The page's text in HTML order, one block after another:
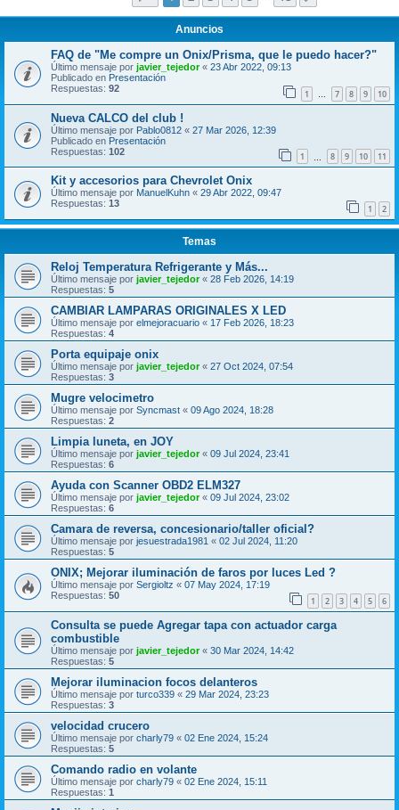
Anuncios
FAQ de "Me compre un Onix/Prisma, que le puedo hacer?"
Último mensaje por javier_tejedor« 23 Abr 2022, 09:13
Publicado en Presentación
Respuestas: 92 1 … 7 8 9 10
Nueva CALCO del club !
Último mensaje por Pablo0812 « 27 Mar 2026, 12:39
Publicado en Presentación
Respuestas: 102 1 8 9 10 11
Kit y accesorios para Chevrolet Onix
Último mensaje por ManuelKuhn « 29 Abr 2022, 09:47
Respuestas: 13 1 2
Temas
Reloj Temperatura Refrigerante y Más...
Último mensaje por javier_tejedor« 28 Feb 2026, 14:19
Respuestas: 5
CAMBIAR LAMPARAS ORIGINALES X LED
Último mensaje por elmejoracuario « 17 Feb 2026, 18:23
Respuestas: 4
Porta equipaje onix
Último mensaje por javier_tejedor« 27 Oct 2024, 07:54
Respuestas: 3
Mugre velocimetro
Último mensaje por Syncmast « 09 Ago 2024, 18:28
Respuestas: 2
Limpia luneta, en JOY
Último mensaje por javier_tejedor« 09 Jul 2024, 23:41
Respuestas: 6
Ayuda con Scanner OBD2 ELM327
Último mensaje por javier_tejedor« 09 Jul 2024, 23:02
Respuestas: 6
Camara de reversa, concesionario/taller oficial?
Último mensaje por jesuestrada1981 « 02 Jul 2024, 11:20
Respuestas: 5
ONIX; Mejorar iluminación de faros por luces Led ?
Último mensaje por Sergioltz « 07 May 2024, 17:19
Respuestas: 50 1 2 3 4 5 6
Consulta se puede Agregar tapa con actuador carga
combustible
Último mensaje por javier_tejedor« 30 Mar 2024, 14:42
Respuestas: 5
Mejorar iluminacion focos delanteros
Último mensaje por turco339 « 29 Mar 2024, 23:23
Respuestas: 3
velocidad crucero
Último mensaje por charly79 « 02 Ene 2024, 15:24
Respuestas: 5
Comando radio en volante
Último mensaje por charly79 « 02 Ene 2024, 15:11
Respuestas: 1